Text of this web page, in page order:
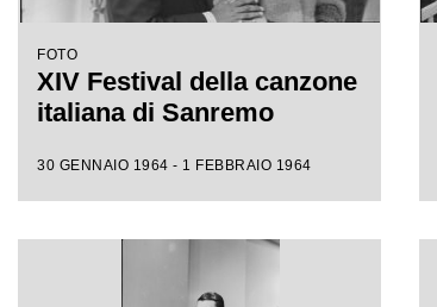
FOTO
XIV Festival della canzone
italiana di Sanremo
30 GENNAIO 1964 - 1 FEBBRAIO 1964